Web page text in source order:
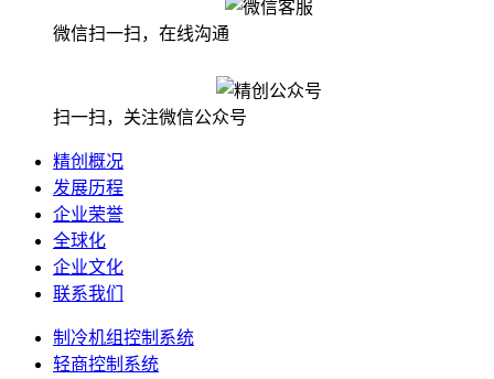
微信扫一扫，在线沟通
扫一扫，关注微信公众号
精创概况
发展历程
企业荣誉
全球化
企业文化
联系我们
制冷机组控制系统
轻商控制系统